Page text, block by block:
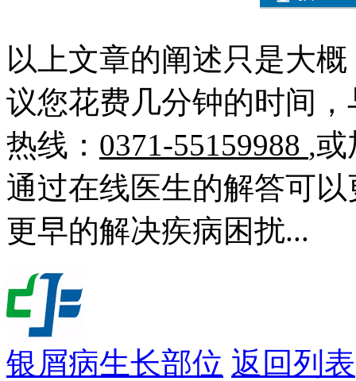
以上文章的阐述只是大
议您花费几分钟的时间，
热线： 0371-55159988 ,或
通过在线医生的解答可
更早的解决疾病困扰...
银屑病生长部位 返回列表